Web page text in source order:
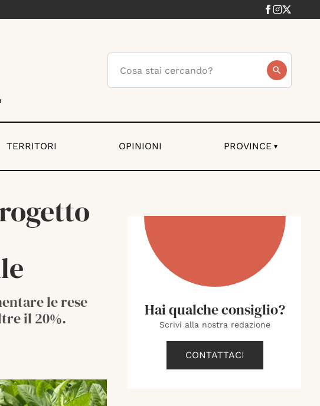
TERRITORI OPINIONI PROVINCE ▾
le rese
il 20%.
Hai qualche consiglio?
Scrivi alla nostra redazione
CONTATTACI